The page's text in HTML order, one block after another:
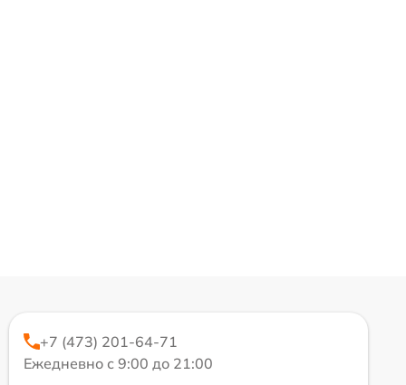
+7 (473) 201-64-71
Ежедневно с 9:00 до 21:00